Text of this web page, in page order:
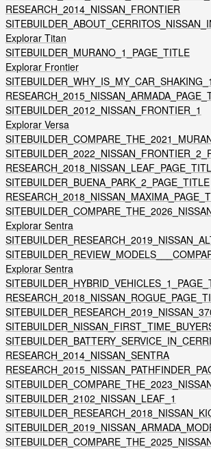
RESEARCH_2014_NISSAN_FRONTIER
Explorar Titan
SITEBUILDER_MURANO_1_PAGE_TITLE
Explorar Frontier
SITEBUILDER_2012_NISSAN_FRONTIER_1
Explorar Versa
SITEBUILDER_BUENA_PARK_2_PAGE_TITLE
Explorar Sentra
Explorar Sentra
RESEARCH_2014_NISSAN_SENTRA
SITEBUILDER_2102_NISSAN_LEAF_1